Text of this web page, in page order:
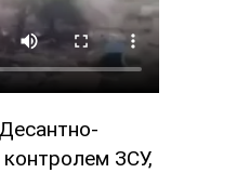
контролем ЗСУ,